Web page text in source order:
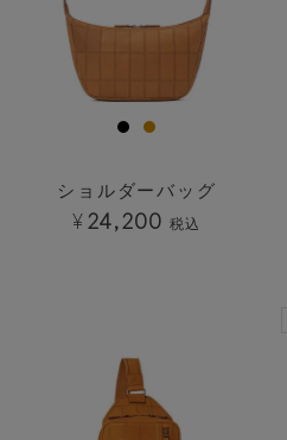
ショルダーバッグ
¥ 24,200 税込